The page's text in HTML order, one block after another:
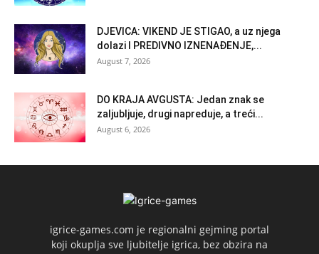
DJEVICA: VIKEND JE STIGAO, a uz njega
dolazi I PREDIVNO IZNENAĐENJE,...
August 7, 2026
DO KRAJA AVGUSTA: Jedan znak se
zaljubljuje, drugi napreduje, a treći...
August 6, 2026
igrice-games.com je regionalni gejming portal
koji okuplja sve ljubitelje igrica, bez obzira na